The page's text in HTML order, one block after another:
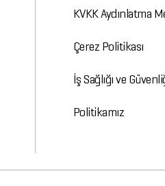
KVKK Aydınlatma
Çerez Politikası
İş Sağlığı ve
Politikamız